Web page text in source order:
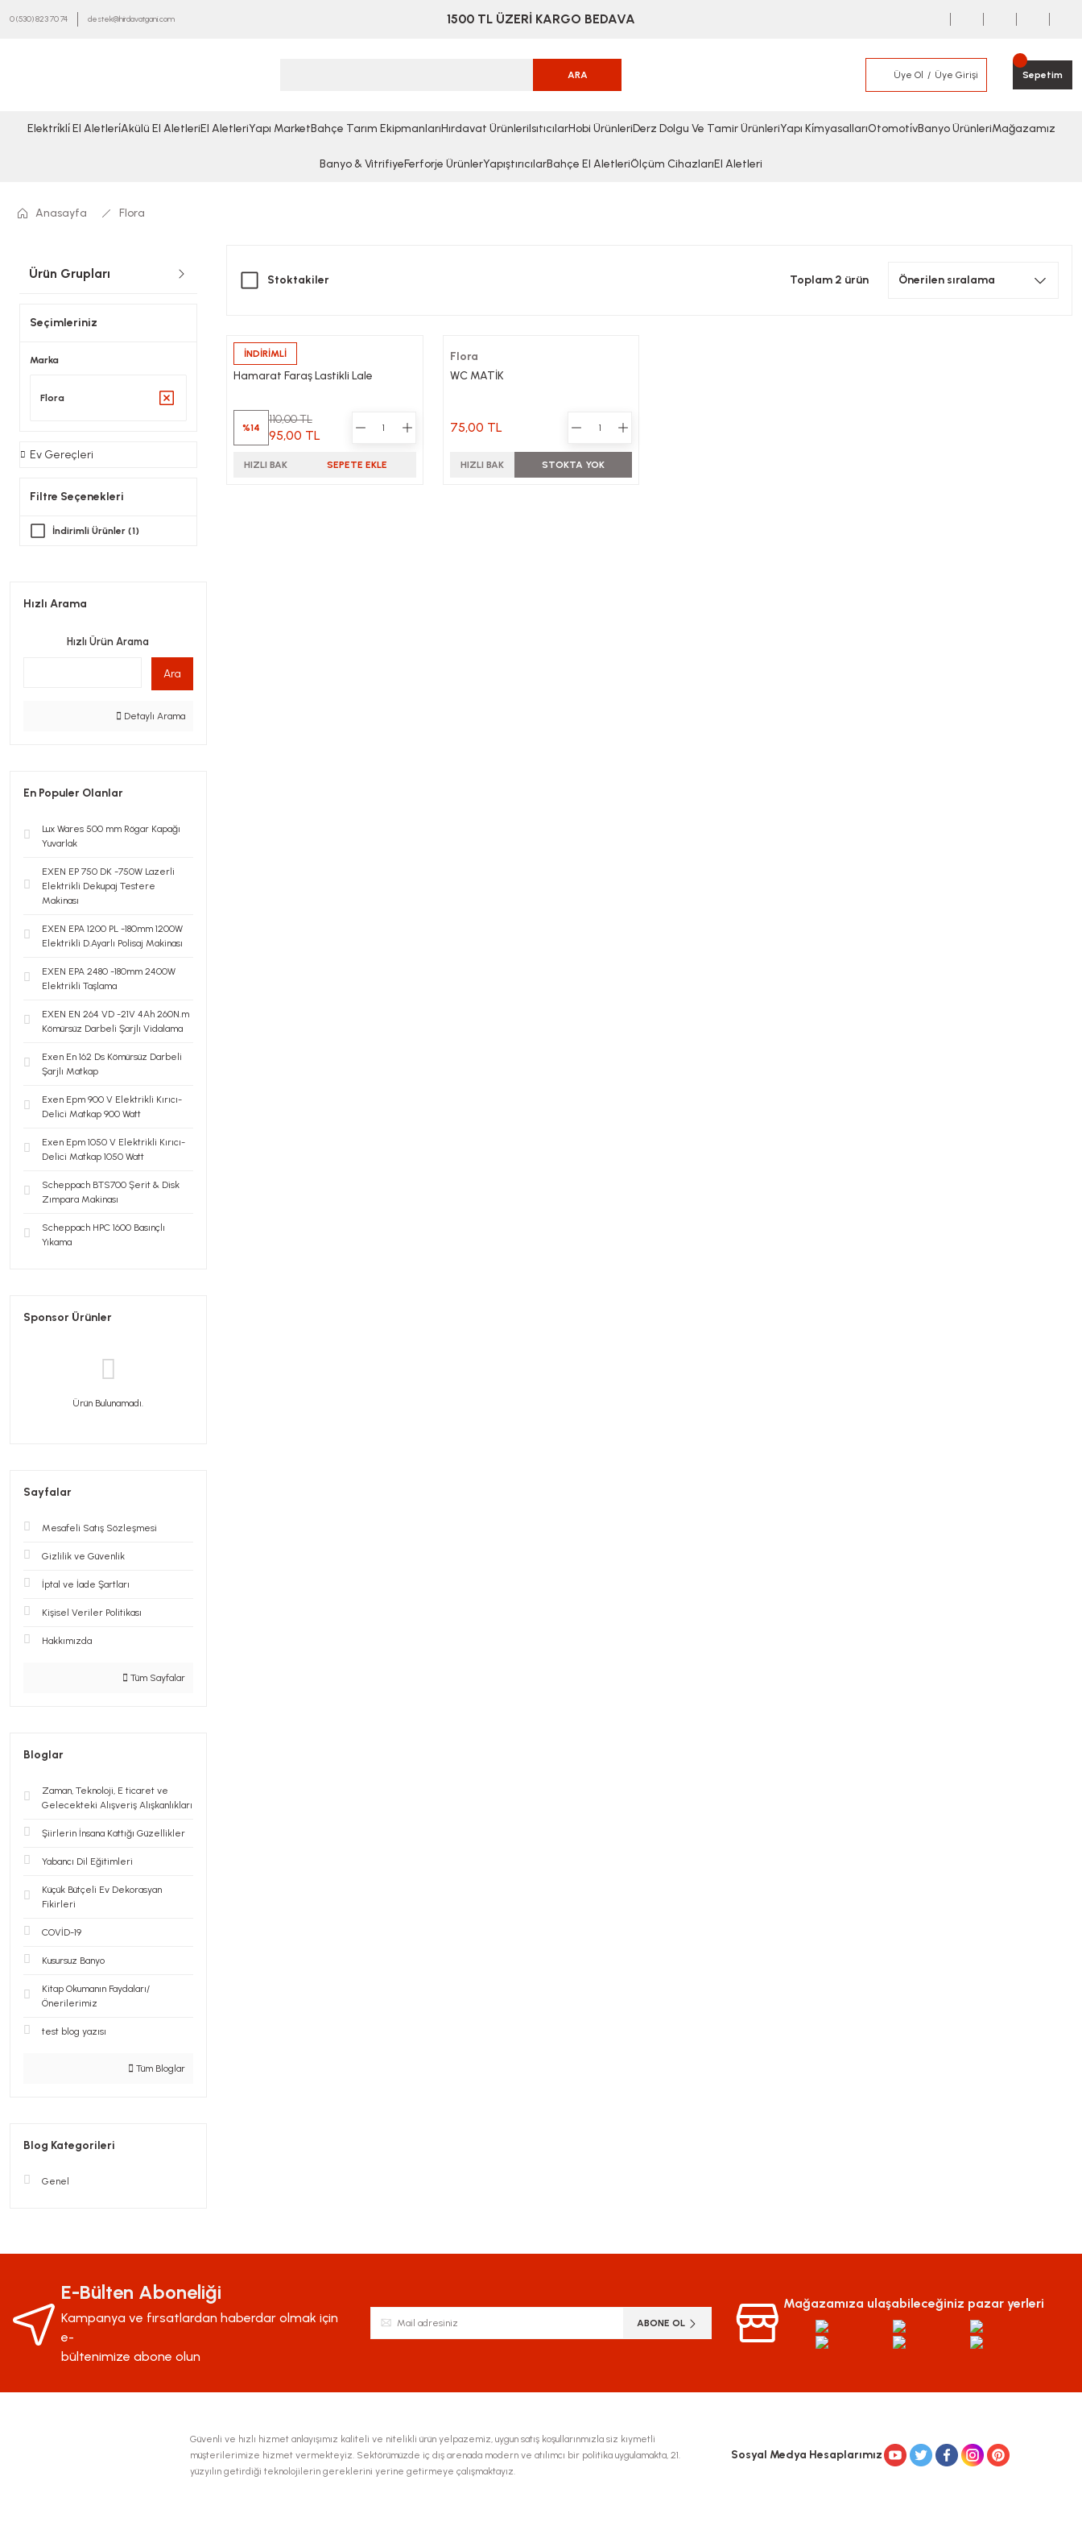
0 (530) 823 70 74 destek@hirdavatgani.com 1500 TL ÜZERİ KARGO BEDAVA
ARA Üye Ol Üye Girişi Sepetim
Elektri̇kli̇ El Aletleri̇Akülü El AletleriEl AletleriYapı MarketBahçe Tarım EkipmanlarıHırdavat ÜrünleriIsıtıcılarHobi ÜrünleriDerz Dolgu Ve Tamir ÜrünleriYapı Ki̇myasallarıOtomoti̇vBanyo ÜrünleriMağazamız
Banyo & VitrifiyeFerforje ÜrünlerYapıştırıcılarBahçe El AletleriÖlçüm CihazlarıEl Aletleri
Anasayfa Flora
Ürün Grupları
Seçimleriniz
Marka
Flora
Ev Gereçleri
Filtre Seçenekleri
İndirimli Ürünler (1)
Hızlı Arama
Hızlı Ürün Arama
Ara
Detaylı Arama
En Populer Olanlar
Lux Wares 500 mm Rögar Kapağı
Yuvarlak
EXEN EP 750 DK -750W Lazerli
Elektrikli Dekupaj Testere
Makinası
EXEN EPA 1200 PL -180mm 1200W
Elektrikli D.Ayarlı Polisaj Makinası
EXEN EPA 2480 -180mm 2400W
Elektrikli Taşlama
EXEN EN 264 VD -21V 4Ah 260N.m
Kömürsüz Darbeli Şarjlı Vidalama
Exen En 162 Ds Kömürsüz Darbeli
Şarjlı Matkap
Exen Epm 900 V Elektrikli Kırıcı-
Delici Matkap 900 Watt
Exen Epm 1050 V Elektrikli Kırıcı-
Delici Matkap 1050 Watt
Scheppach BTS700 Şerit & Disk
Zımpara Makinası
Scheppach HPC 1600 Basınçlı
Yıkama
Sponsor Ürünler
Ürün Bulunamadı.
Sayfalar
Mesafeli Satış Sözleşmesi
Gizlilik ve Güvenlik
İptal ve İade Şartları
Kişisel Veriler Politikası
Hakkımızda
Tüm Sayfalar
Bloglar
Zaman, Teknoloji, E ticaret ve
Gelecekteki Alışveriş Alışkanlıkları
Şiirlerin İnsana Kattığı Güzellikler
Yabancı Dil Eğitimleri
Küçük Bütçeli Ev Dekorasyan
Fikirleri
COVİD-19
Kusursuz Banyo
Kitap Okumanın Faydaları/
Önerilerimiz
test blog yazısı
Tüm Bloglar
Blog Kategorileri
Genel
Stoktakiler Toplam 2 ürün
İNDİRİMLİ
Flora
Hamarat Faraş Lastikli Lale
%14
110,00 TL
95,00 TL
HIZLI BAK SEPETE EKLE
Flora
WC MATİK
75,00 TL
HIZLI BAK STOKTA YOK
E-Bülten Aboneliği
Kampanya ve fırsatlardan haberdar olmak için
e-
bültenimize abone olun
ABONE OL
Mağazamıza ulaşabileceğiniz pazar yerleri
Güvenli ve hızlı hizmet anlayışımız kaliteli ve nitelikli ürün yelpazemiz, uygun satış koşullarınmızla siz kıymetli
müşterilerimize hizmet vermekteyiz. Sektörümüzde iç dış arenada modern ve atılımcı bir politika uygulamakta, 21.
yüzyılın getirdiği teknolojilerin gereklerini yerine getirmeye çalışmaktayız.
Sosyal Medya Hesaplarımız